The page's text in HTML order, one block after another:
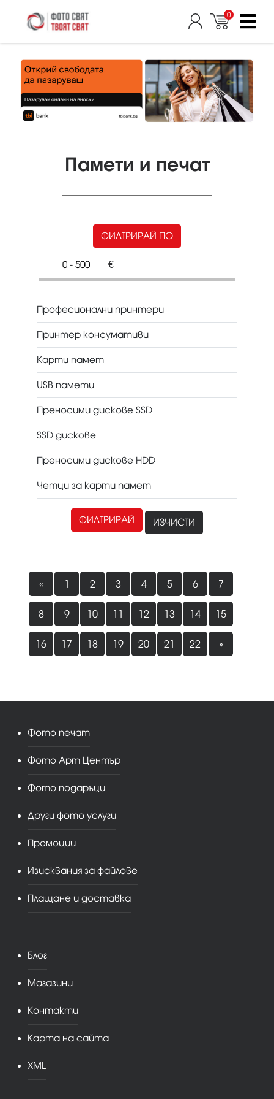
0
Памети и печат
ФИЛТРИРАЙ ПО
- €
Професионални принтери
Принтер консумативи
Карти памет
USB памети
Преносими дискове SSD
SSD дискове
Преносими дискове HDD
Четци за карти памет
ФИЛТРИРАЙ ИЗЧИСТИ
« 1 2 3 4 5 6 7
8 9 10 11 12 13 14 15
16 17 18 19 20 21 22 »
Фото печат
Фото Арт Център
Фото подаръци
Други фото услуги
Промоции
Изисквания за файлове
Плащане и доставка
Блог
Магазини
Контакти
Карта на сайта
XML